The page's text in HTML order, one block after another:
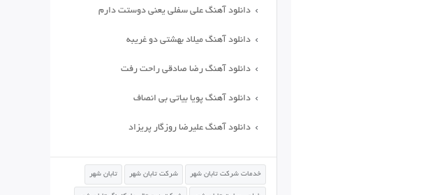
دانلود آهنگ علی سفلی یعنی دوستت دارم
دانلود آهنگ میلاد بهشتی دو غریبه
دانلود آهنگ رضا صادقی راحت رفت
دانلود آهنگ پویا بیاتی بی انصاف
دانلود آهنگ علیرضا روزگار پریزاد
خدمات شرکت تابان شهر شرکت تابان شهر تابان شهر